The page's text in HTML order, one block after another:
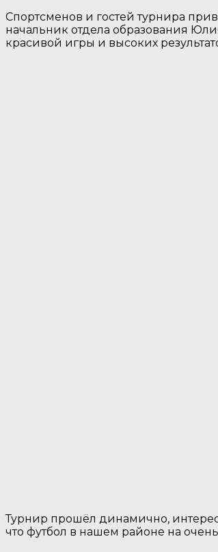
Спортсменов и гостей турнира
начальник отдела образования
красивой игры и высоких
Турнир прошёл динамично,
что футбол в нашем районе на